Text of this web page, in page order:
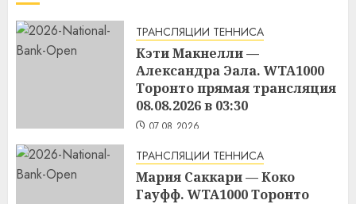
ТРАНСЛЯЦИИ ТЕННИСА
Кэти Макнелли —
Александра Эала. WTA1000
Торонто прямая трансляция
08.08.2026 в 03:30
07.08.2026
ТРАНСЛЯЦИИ ТЕННИСА
Мария Саккари — Коко
Гауфф. WTA1000 Торонто